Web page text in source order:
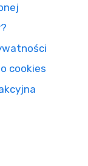
cookies